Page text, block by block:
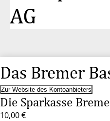
AG
Das Bremer
Zur Website des Kontoanbieters
Die Sparkasse
10,00 €